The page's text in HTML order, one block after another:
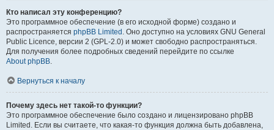
Кто написал эту конференцию?
Это программное обеспечение (в его исходной форме) создано и
распространяется phpBB Limited . Оно доступно на условиях GNU General
Public Licence, версии 2 (GPL-2.0) и может свободно распространяться.
Для получения более подробных сведений перейдите по ссылке
About phpBB.
Вернуться к началу
Почему здесь нет такой-то функции?
Это программное обеспечение было создано и лицензировано phpBB
Limited. Если вы считаете, что какая-то функция должна быть добавлена,